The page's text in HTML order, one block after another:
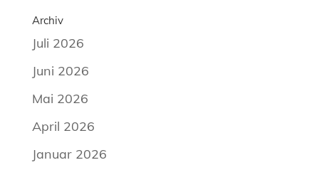
Archiv
Juli 2026
Juni 2026
Mai 2026
April 2026
Januar 2026